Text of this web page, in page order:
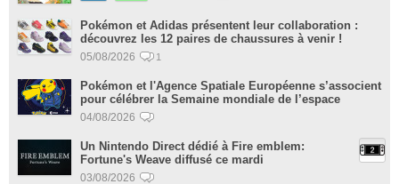
Pokémon et Adidas présentent leur collaboration :
découvrez les 12 paires de chaussures à venir !
05/08/2026 1
Pokémon et l'Agence Spatiale Européenne s’associent
pour célébrer la Semaine mondiale de l’espace
04/08/2026
Un Nintendo Direct dédié à Fire emblem:
Fortune's Weave diffusé ce mardi
03/08/2026